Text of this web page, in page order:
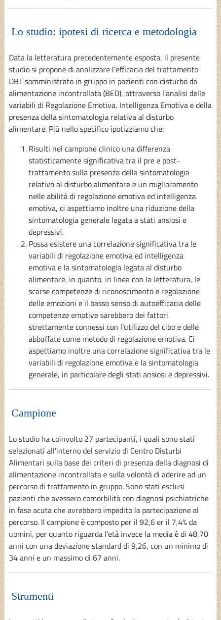
Lo studio: ipotesi di ricerca e metodologia
Data la letteratura precedentemente esposta, il presente
studio si propone di analizzare l’efficacia del trattamento
DBT somministrato in gruppo in pazienti con disturbo da
alimentazione incontrollata (BED), attraverso l’analisi delle
variabili di Regolazione Emotiva, Intelligenza Emotiva e della
presenza della sintomatologia relativa al disturbo
alimentare. Più nello specifico ipotizziamo che:
Risulti nel campione clinico una differenza
statisticamente significativa tra il pre e post-
trattamento sulla presenza della sintomatologia
relativa al disturbo alimentare e un miglioramento
nelle abilità di regolazione emotiva ed intelligenza
emotiva, ci aspettiamo inoltre una riduzione della
sintomatologia generale legata a stati ansiosi e
depressivi.
Possa esistere una correlazione significativa tra le
variabili di regolazione emotiva ed intelligenza
emotiva e la sintomatologia legata al disturbo
alimentare, in quanto, in linea con la letteratura, le
scarse competenze di riconoscimento e regolazione
delle emozioni e il basso senso di autoefficacia delle
competenze emotive sarebbero dei fattori
strettamente connessi con l’utilizzo del cibo e delle
abbuffate come metodo di regolazione emotiva. Ci
aspettiamo inoltre una correlazione significativa tra le
variabili di regolazione emotiva e la sintomatologia
generale, in particolare degli stati ansiosi e depressivi.
Campione
Lo studio ha coinvolto 27 partecipanti, i quali sono stati
selezionati all’interno del servizio di Centro Disturbi
Alimentari sulla base dei criteri di presenza della diagnosi di
alimentazione incontrollata e sulla volontà di aderire ad un
percorso di trattamento in gruppo. Sono stati esclusi
pazienti che avessero comorbilità con diagnosi psichiatriche
in fase acuta che avrebbero impedito la partecipazione al
percorso. Il campione è composto per il 92,6 er il 7,4% da
uomini, per quanto riguarda l’età invece la media è di 48,70
anni con una deviazione standard di 9,26, con un minimo di
34 anni e un massimo di 67 anni.
Strumenti